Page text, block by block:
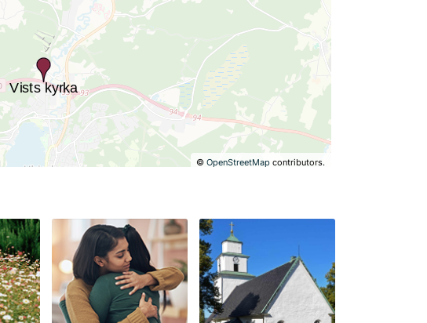
©OpenStreetMap contributors.